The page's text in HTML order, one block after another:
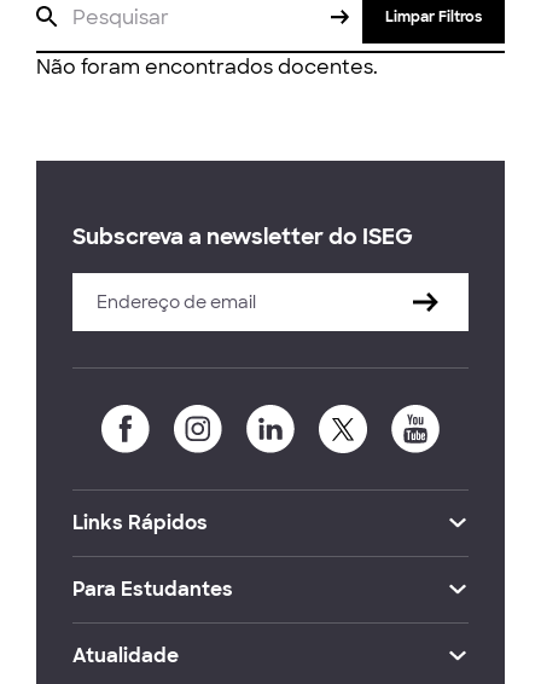
Limpar Filtros
Não foram encontrados docentes.
Subscreva a newsletter do ISEG
Links Rápidos
Para Estudantes
Atualidade